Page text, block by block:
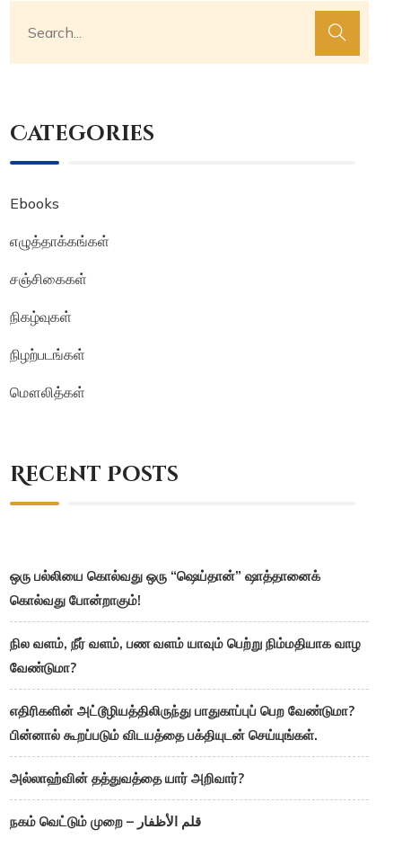
Categories
Ebooks
எழுத்தாக்கங்கள்
சஞ்சிகைகள்
நிகழ்வுகள்
நிழற்படங்கள்
மௌலித்கள்
Recent Posts
ஒரு பல்லியை கொல்வது ஒரு “ஷெய்தான்” ஷாத்தானைக்
கொல்வது போன்றாகும்!
நில வளம், நீர் வளம், பண வளம் யாவும் பெற்று நிம்மதியாக வாழ
வேண்டுமா?
எதிரிகளின் அட்டூழியத்திலிருந்து பாதுகாப்புப் பெற வேண்டுமா?
பின்னால் கூறப்படும் விடயத்தை பக்தியுடன் செய்யுங்கள்.
அல்லாஹ்வின் தத்துவத்தை யார் அறிவார்?
நகம் வெட்டும் முறை – قلم الأظفار